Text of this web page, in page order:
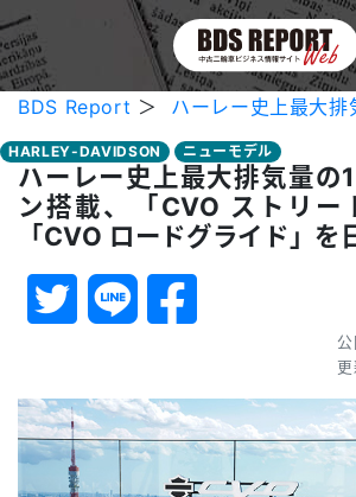
BDS Report ＞ ハーレー史上最大排気量の1977㏄エンジン搭載、「CVO ストリ
HARLEY-DAVIDSON ニューモデル
ハーレー史上最大排気量の
ン搭載、「CVO ストリー
「CVO ロードグライド」を